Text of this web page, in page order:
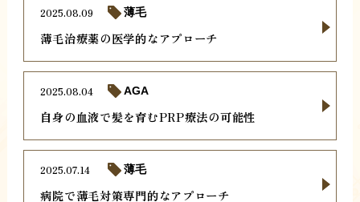
薄毛治療薬の医学的なアプローチ
2025.08.09 薄毛
自身の血液で髪を育むPRP療法の可能性
2025.08.04 AGA
病院で薄毛対策専門的なアプローチ
2025.07.14 薄毛